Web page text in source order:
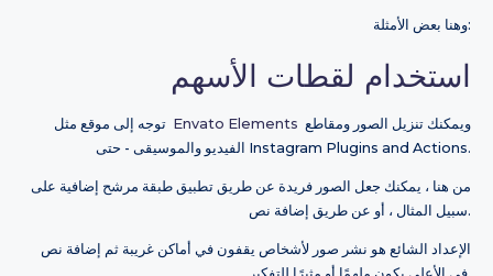
وهنا بعض الأمثلة:
استخدام لقطات الأسهم
Envato Elements
الفيديو والموسيقى - حتى Instagram Plugins and Actions.
من هنا ، يمكنك جعل الصور فريدة عن طريق تطبيق طبقة مرشح إضافية على
سبيل المثال ، أو عن طريق إضافة نص.
الإعداد الشائع هو نشر صور لأشخاص يقفون في أماكن غريبة ثم إضافة نص